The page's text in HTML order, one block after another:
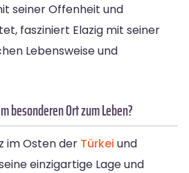
seiner Offenheit und
fasziniert Elazig mit seiner
Lebensweise und
besonderen Ort zum Leben?
im Osten der Türkei und
einzigartige Lage und